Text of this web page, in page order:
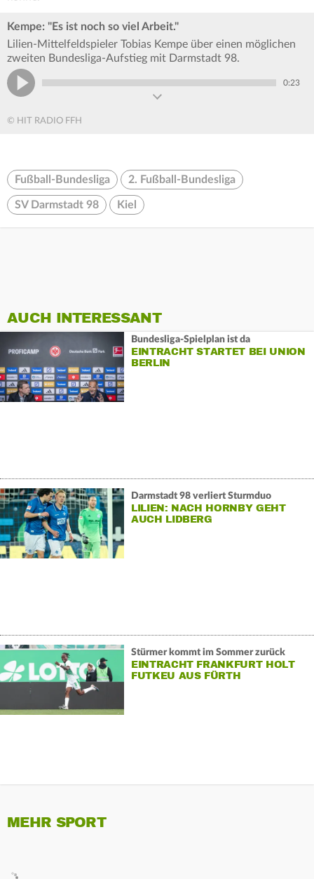
Kempe: "Es ist noch so viel Arbeit."
Lilien-Mittelfeldspieler Tobias Kempe über einen möglichen
zweiten Bundesliga-Aufstieg mit Darmstadt 98.
0:23
© HIT RADIO FFH
Fußball-Bundesliga 2. Fußball-Bundesliga
SV Darmstadt 98 Kiel
AUCH INTERESSANT
Bundesliga-Spielplan ist da
EINTRACHT STARTET BEI UNION
BERLIN
Darmstadt 98 verliert Sturmduo
LILIEN: NACH HORNBY GEHT
AUCH LIDBERG
Stürmer kommt im Sommer zurück
EINTRACHT FRANKFURT HOLT
FUTKEU AUS FÜRTH
MEHR SPORT